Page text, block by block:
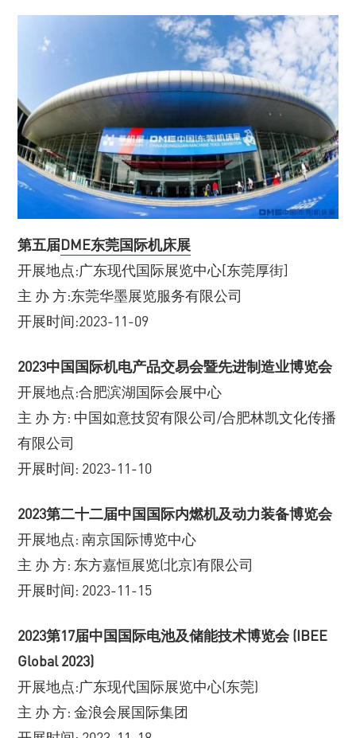
第五届DME东莞国际机床展
开展地点:广东现代国际展览中心[东莞厚街]
主 办 方:东莞华墨展览服务有限公司
开展时间:2023-11-09
2023中国国际机电产品交易会暨先进制造业博览会
开展地点:合肥滨湖国际会展中心
主 办 方: 中国如意技贸有限公司/合肥林凯文化传播
有限公司
开展时间: 2023-11-10
2023第二十二届中国国际内燃机及动力装备博览会
开展地点: 南京国际博览中心
主 办 方: 东方嘉恒展览(北京)有限公司
开展时间: 2023-11-15
2023第17届中国国际电池及储能技术博览会 (IBEE
Global 2023)
开展地点:广东现代国际展览中心(东莞)
主 办 方: 金浪会展国际集团